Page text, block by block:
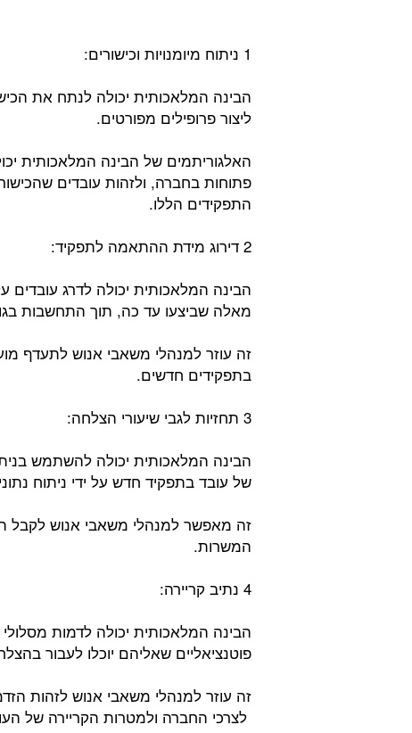
1 ניתוח מיומנויות וכישורים:
הבינה המלאכותית יכולה לנתח את
ליצור פרופילים מפורטים.
האלגוריתמים של הבינה המלאכותית
פתוחות בחברה, ולזהות עובדים
התפקידים הללו.
2 דירוג מידת ההתאמה לתפקיד:
הבינה המלאכותית יכולה לדרג
מאלה שביצעו עד כה, תוך התחשבות
זה עוזר למנהלי משאבי אנוש לתעדף
בתפקידים חדשים.
3 תחזיות לגבי שיעורי הצלחה:
הבינה המלאכותית יכולה להשתמש
של עובד בתפקיד חדש על ידי ניתוח
זה מאפשר למנהלי משאבי אנוש לקבל
המשרות.
4 נתיב קריירה:
הבינה המלאכותית יכולה לדמות
פוטנציאליים שאליהם יוכלו לעבור
זה עוזר למנהלי משאבי אנוש לזהות
לצרכי החברה ולמטרות הקריירה של